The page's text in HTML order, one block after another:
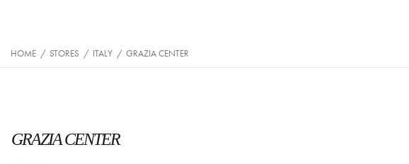
HOME / STORES / ITALY / GRAZIA CENTER
GRAZIA CENTER